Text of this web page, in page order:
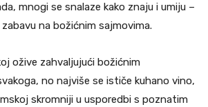
mnogi se snalaze kako znaju i umiju –
na božićnim sajmovima.
ožive zahvaljujući božićnim
no najviše se ističe kuhano vino,
skromniji u usporedbi s poznatim